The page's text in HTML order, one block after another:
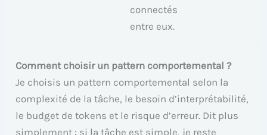
connectés
entre eux.
Comment choisir un pattern comportemental ?
Je choisis un pattern comportemental selon la
complexité de la tâche, le besoin d’interprétabilité,
le budget de tokens et le risque d’erreur. Dit plus
simplement : si la tâche est simple, je reste